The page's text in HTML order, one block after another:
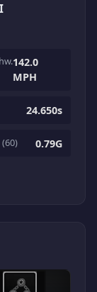
142.0
MPH
24.650s
0.79G